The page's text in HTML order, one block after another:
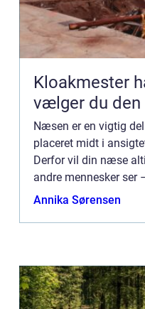
Kloakmester
vælger du den
Næsen er en vigtig
placeret midt i
Derfor vil din næse
andre mennesker ser
kan således godt
Annika Sørensen